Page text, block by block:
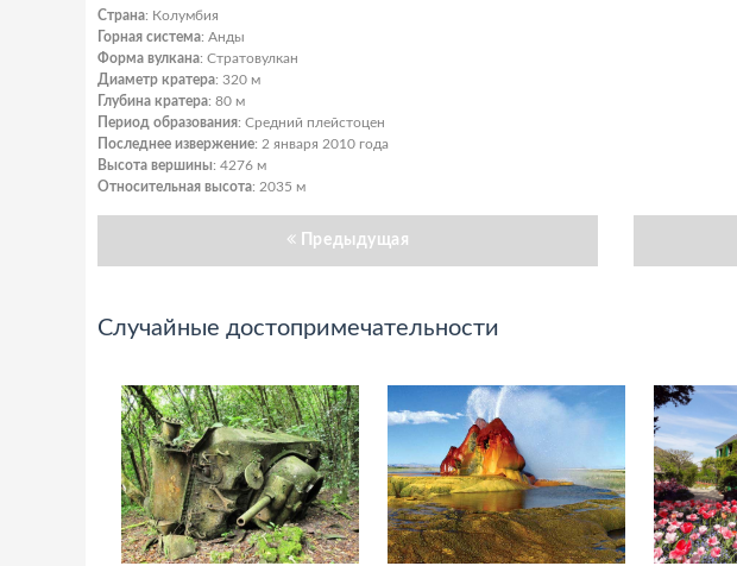
Страна: Колумбия
Горная система: Анды
Форма вулкана: Стратовулкан
Диаметр кратера: 320 м
Глубина кратера: 80 м
Период образования: Средний плейстоцен
Последнее извержение: 2 января 2010 года
Высота вершины: 4276 м
Относительная высота: 2035 м
Предыдущая
Случайные достопримечательности